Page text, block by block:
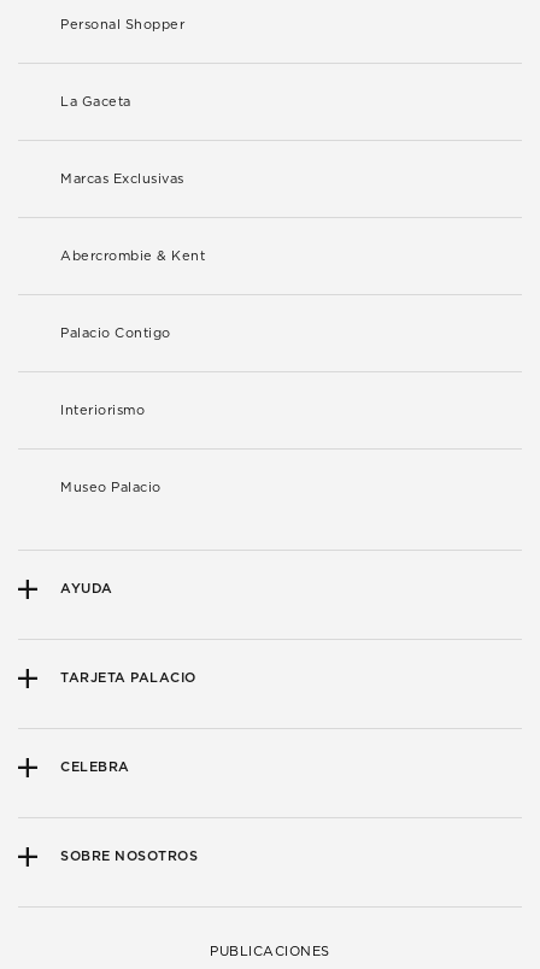
Personal Shopper
La Gaceta
Marcas Exclusivas
Abercrombie & Kent
Palacio Contigo
Interiorismo
Museo Palacio
AYUDA
TARJETA PALACIO
CELEBRA
SOBRE NOSOTROS
PUBLICACIONES